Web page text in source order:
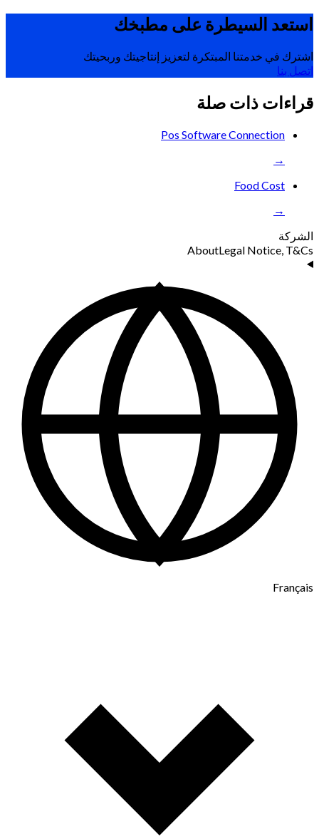
استعد السيطرة على مطبخك
اشترك في خدمتنا المبتكرة لتعزيز إنتاجيتك وربحيتك
اتصل بنا
قراءات ذات صلة
Pos Software Connection
→
Food Cost
→
الشركة
AboutLegal Notice, T&Cs
Français